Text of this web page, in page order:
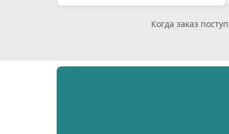
Когда заказ